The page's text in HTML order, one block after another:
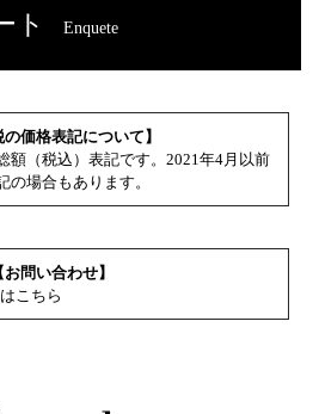
ト Enquete
の価格表記について】
額（税込）表記です。2021年4月以前
場合もあります。
お問い合わせ】
こちら